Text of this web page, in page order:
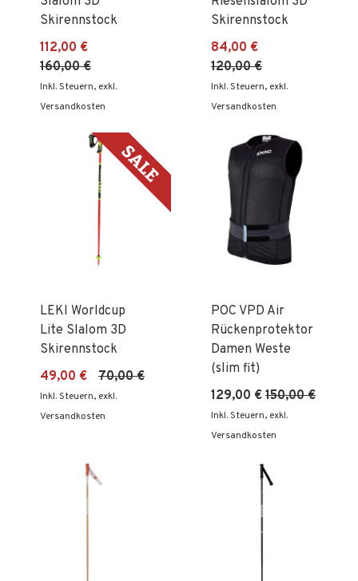
Skirennstock
112,00 €
160,00 €
Inkl. Steuern, exkl.
Versandkosten
Skirennstock
84,00 €
120,00 €
Inkl. Steuern, exkl.
Versandkosten
LEKI Worldcup
Lite Slalom 3D
Skirennstock
49,00 €
70,00 €
Inkl. Steuern, exkl.
Versandkosten
POC VPD Air
Rückenprotektor
Damen Weste
(slim fit)
129,00 € 150,00 €
Inkl. Steuern, exkl.
Versandkosten